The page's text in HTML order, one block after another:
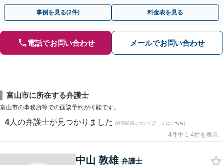
早めにご相談ください。【電話・メール・WEB相談可】
事例を見る(2件) 料金表を見る
電話でお問い合わせ メールでお問い合わせ
富山市に所在する弁護士
富山市の事務所等での面談予約が可能です。
4 人の弁護士が見つかりました (検索結果について詳しくは こちら)
4件中 1-4件を表示
中山 敦雄 弁護士